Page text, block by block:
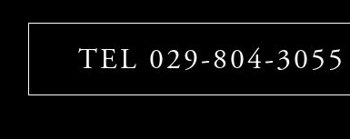
TEL 029-804-3055